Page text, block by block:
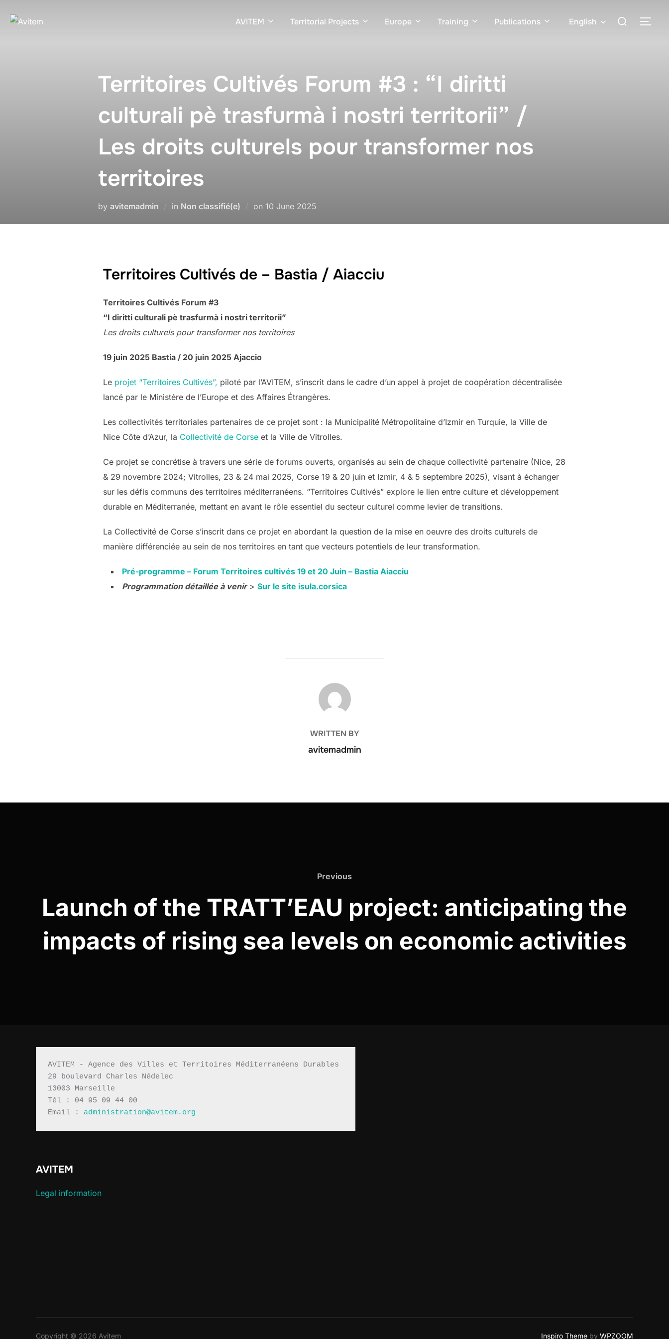
AVITEM Territorial Projects Europe Training Publications English
Territoires Cultivés Forum #3 : “I diritti
culturali pè trasfurmà i nostri territorii” /
Les droits culturels pour transformer nos
territoires
by avitemadmin in Non classifié(e) on 10 June 2025
Territoires Cultivés de – Bastia / Aiacciu
Territoires Cultivés Forum #3
“I diritti culturali pè trasfurmà i nostri territorii”
Les droits culturels pour transformer nos territoires
19 juin 2025 Bastia / 20 juin 2025 Ajaccio
Le projet “Territoires Cultivés”, piloté par l’AVITEM, s’inscrit dans le cadre d’un appel à projet de coopération décentralisée
lancé par le Ministère de l’Europe et des Affaires Étrangères.
Les collectivités territoriales partenaires de ce projet sont : la Municipalité Métropolitaine d’Izmir en Turquie, la Ville de
Nice Côte d’Azur, la Collectivité de Corse et la Ville de Vitrolles.
Ce projet se concrétise à travers une série de forums ouverts, organisés au sein de chaque collectivité partenaire (Nice, 28
& 29 novembre 2024; Vitrolles, 23 & 24 mai 2025, Corse 19 & 20 juin et Izmir, 4 & 5 septembre 2025), visant à échanger
sur les défis communs des territoires méditerranéens. “Territoires Cultivés” explore le lien entre culture et développement
durable en Méditerranée, mettant en avant le rôle essentiel du secteur culturel comme levier de transitions.
La Collectivité de Corse s’inscrit dans ce projet en abordant la question de la mise en oeuvre des droits culturels de
manière différenciée au sein de nos territoires en tant que vecteurs potentiels de leur transformation.
Pré-programme – Forum Territoires cultivés 19 et 20 Juin – Bastia Aiacciu
Programmation détaillée à venir> Sur le site isula.corsica
POST AUTHOR
WRITTEN BY
avitemadmin
Previous
Launch of the TRATT’EAU project: anticipating the
impacts of rising sea levels on economic activities
AVITEM - Agence des Villes et Territoires Méditerranéens Durables
29 boulevard Charles Nédelec
13003 Marseille
Tél : 04 95 09 44 00
Email : administration@avitem.org
AVITEM
Legal information
Copyright © 2026 Avitem Inspiro Theme by WPZOOM